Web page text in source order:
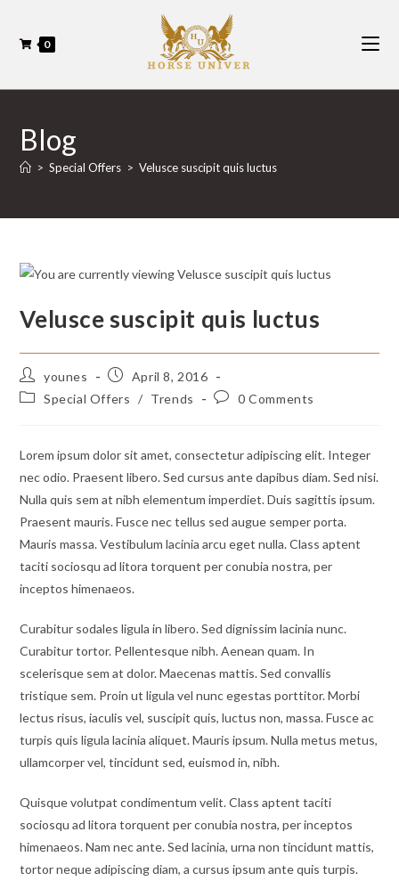
0
Blog
> Special Offers > Velusce suscipit quis luctus
Velusce suscipit quis luctus
younes
April 8, 2016
Special Offers / Trends 0 Comments
Lorem ipsum dolor sit amet, consectetur adipiscing elit. Integer
nec odio. Praesent libero. Sed cursus ante dapibus diam. Sed nisi.
Nulla quis sem at nibh elementum imperdiet. Duis sagittis ipsum.
Praesent mauris. Fusce nec tellus sed augue semper porta.
Mauris massa. Vestibulum lacinia arcu eget nulla. Class aptent
taciti sociosqu ad litora torquent per conubia nostra, per
inceptos himenaeos.
Curabitur sodales ligula in libero. Sed dignissim lacinia nunc.
Curabitur tortor. Pellentesque nibh. Aenean quam. In
scelerisque sem at dolor. Maecenas mattis. Sed convallis
tristique sem. Proin ut ligula vel nunc egestas porttitor. Morbi
lectus risus, iaculis vel, suscipit quis, luctus non, massa. Fusce ac
turpis quis ligula lacinia aliquet. Mauris ipsum. Nulla metus metus,
ullamcorper vel, tincidunt sed, euismod in, nibh.
Quisque volutpat condimentum velit. Class aptent taciti
sociosqu ad litora torquent per conubia nostra, per inceptos
himenaeos. Nam nec ante. Sed lacinia, urna non tincidunt mattis,
tortor neque adipiscing diam, a cursus ipsum ante quis turpis.